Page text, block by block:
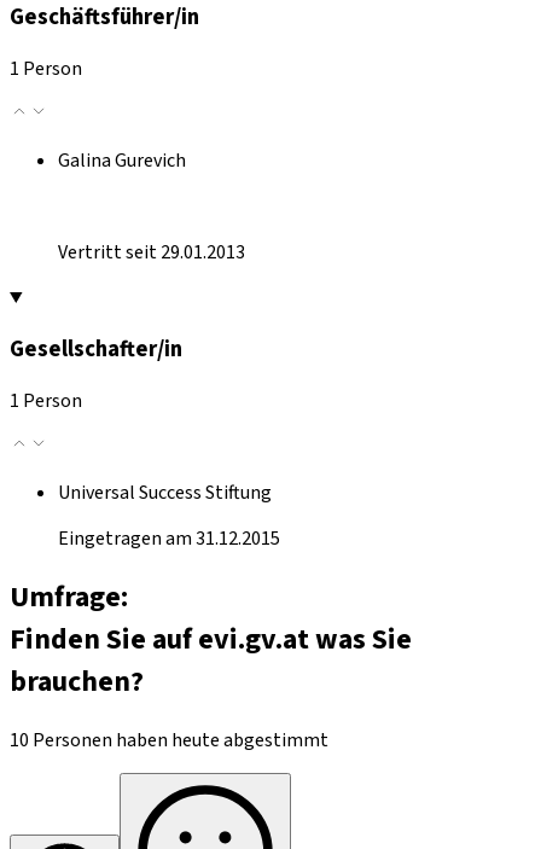
Geschäftsführer/in
1 Person
Galina Gurevich
Vertritt seit 29.01.2013
Gesellschafter/in
1 Person
Universal Success Stiftung
Eingetragen am 31.12.2015
Umfrage:
Finden Sie auf evi.gv.at was Sie
brauchen?
10 Personen haben heute abgestimmt